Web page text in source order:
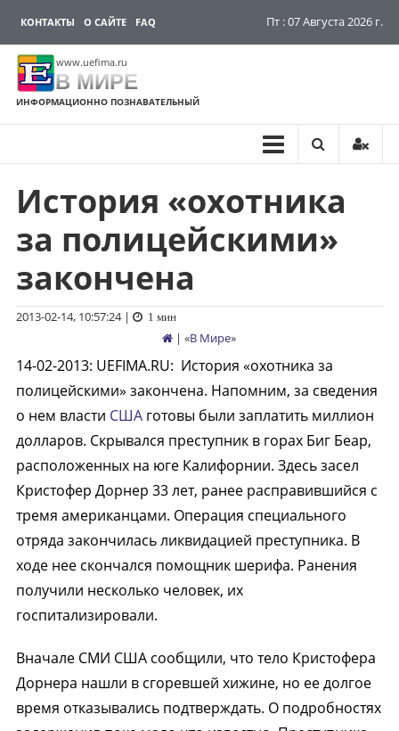
КОНТАКТЫ О САЙТЕ FAQ Пт : 07 Августа 2026 г.
www.uefima.ru
В МИРЕ
ИНФОРМАЦИОННО ПОЗНАВАТЕЛЬНЫЙ
Перейти
содержимому
История «охотника
за полицейскими»
закончена
2013-02-14, 10:57:24| 1 мин
| «В Мире»
14-02-2013: UEFIMA.RU: История «охотника за
полицейскими» закончена. Напомним, за сведения
о нем власти СШАготовы были заплатить миллион
долларов. Скрывался преступник в горах Биг Беар,
расположенных на юге Калифорнии. Здесь засел
Кристофер Дорнер 33 лет, ранее расправившийся с
тремя американцами. Операция специального
отряда закончилась ликвидацией преступника. В
ходе нее скончался помощник шерифа. Ранения
получили несколько человек, их
госпитализировали.
Вначале СМИ США сообщили, что тело Кристофера
Дорнера нашли в сгоревшей хижине, но ее долгое
время отказывались подтверждать. О подробностях